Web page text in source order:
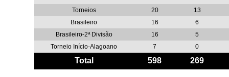
Torneios
20
13
Brasileiro
16
6
Brasileiro-2ª Divisão
16
5
Torneio Início-Alagoano
7 0
Total 598 269